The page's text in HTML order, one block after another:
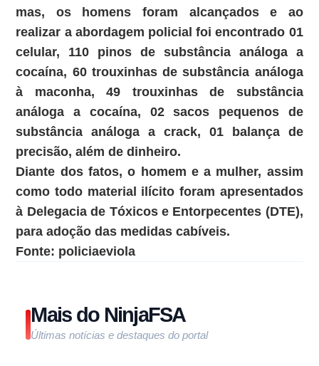
mas, os homens foram alcançados e ao
realizar a abordagem policial foi encontrado 01
celular, 110 pinos de substância análoga a
cocaína, 60 trouxinhas de substância análoga
à maconha, 49 trouxinhas de substância
análoga a cocaína, 02 sacos pequenos de
substância análoga a crack, 01 balança de
precisão, além de dinheiro.
Diante dos fatos, o homem e a mulher, assim
como todo material ilícito foram apresentados
à Delegacia de Tóxicos e Entorpecentes (DTE),
para adoção das medidas cabíveis.
Fonte: policiaeviola
Mais do NinjaFSA
Últimas notícias e destaques do portal